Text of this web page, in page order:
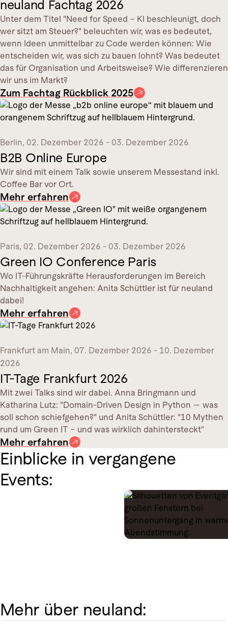
neuland Fachtag 2026
Unter dem Titel "Need for Speed – KI beschleunigt, doch
wer sitzt am Steuer?" beleuchten wir, was es bedeutet,
wenn Ideen unmittelbar zu Code werden können: Wie
entscheiden wir, was sich zu bauen lohnt? Was bedeutet
das für Organisation und Arbeitsweise? Wie differenzieren
wir uns im Markt?
Zum Fachtag Rückblick 2025
Berlin, 02. Dezember 2026 - 03. Dezember 2026
B2B Online Europe
Wir sind mit einem Talk sowie unserem Messestand inkl.
Coffee Bar vor Ort.
Mehr erfahren
Paris, 02. Dezember 2026 - 03. Dezember 2026
Green IO Conference Paris
Wo IT-Führungskräfte Herausforderungen im Bereich
Nachhaltigkeit angehen: Anita Schüttler ist für neuland
dabei!
Mehr erfahren
Frankfurt am Main, 07. Dezember 2026 - 10. Dezember
2026
IT-Tage Frankfurt 2026
Mit zwei Talks sind wir dabei. Anna Bringmann und
Katharina Lutz: "Domain-Driven Design in Python — was
soll schon schiefgehen?" und Anita Schüttler: "10 Mythen
rund um Green IT – und was wirklich dahintersteckt"
Mehr erfahren
Einblicke in vergangene
Events:
Mehr über neuland: